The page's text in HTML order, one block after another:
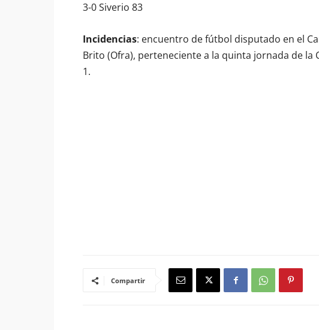
3-0 Siverio 83
Incidencias: encuentro de fútbol disputado en el
Brito (Ofra), perteneciente a la quinta jornada de
1.
Compartir